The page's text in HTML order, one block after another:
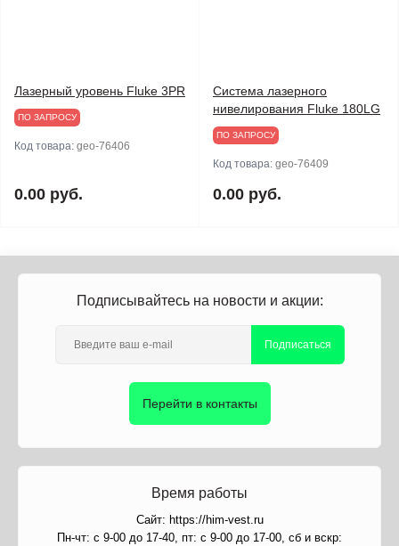
Лазерный уровень Fluke 3PR
ПО ЗАПРОСУ
Код товара: geo-76406
0.00 руб.
Система лазерного
нивелирования Fluke 180LG
ПО ЗАПРОСУ
Код товара: geo-76409
0.00 руб.
Подписывайтесь на новости и акции:
Подписаться
Перейти в контакты
Время работы
Сайт: https://him-vest.ru
Пн-чт: с 9-00 до 17-40, пт: с 9-00 до 17-00, сб и вскр: